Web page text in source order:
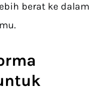
berat ke dalam